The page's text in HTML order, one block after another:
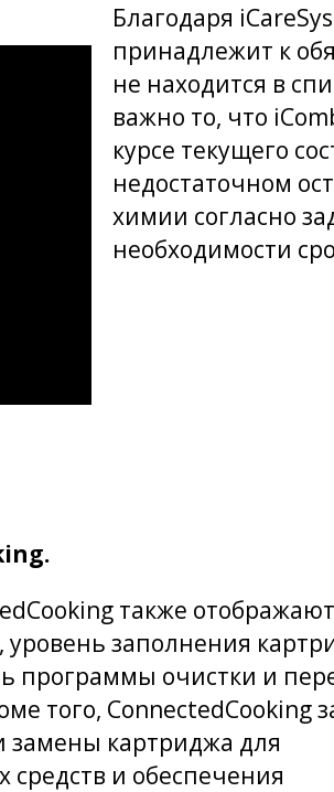
Благодаря
принадлежит к
не находится в
важно то, что
курсе текущего
недостаточном
химии согласно
необходимости
также
заполнения
программы очистки и
того, ConnectedCooking
замены картриджа для
средств и обеспечения